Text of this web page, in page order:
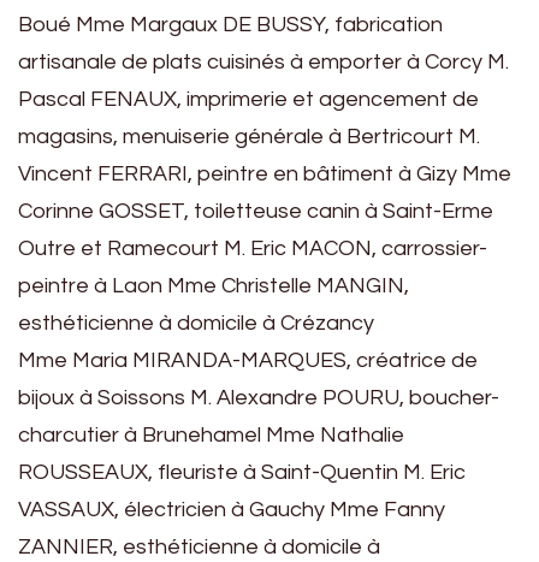
Boué Mme Margaux DE BUSSY, fabrication
artisanale de plats cuisinés à emporter à Corcy M.
Pascal FENAUX, imprimerie et agencement de
magasins, menuiserie générale à Bertricourt M.
Vincent FERRARI, peintre en bâtiment à Gizy Mme
Corinne GOSSET, toiletteuse canin à Saint-Erme
Outre et Ramecourt M. Eric MACON, carrossier-
peintre à Laon Mme Christelle MANGIN,
esthéticienne à domicile à Crézancy
Mme Maria MIRANDA-MARQUES, créatrice de
bijoux à Soissons M. Alexandre POURU, boucher-
charcutier à Brunehamel Mme Nathalie
ROUSSEAUX, fleuriste à Saint-Quentin M. Eric
VASSAUX, électricien à Gauchy Mme Fanny
ZANNIER, esthéticienne à domicile à